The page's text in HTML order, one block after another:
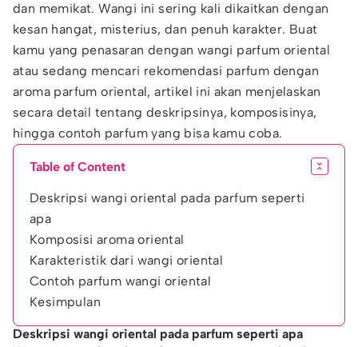
dan memikat. Wangi ini sering kali dikaitkan dengan
kesan hangat, misterius, dan penuh karakter. Buat
kamu yang penasaran dengan wangi parfum oriental
atau sedang mencari rekomendasi parfum dengan
aroma parfum oriental, artikel ini akan menjelaskan
secara detail tentang deskripsinya, komposisinya,
hingga contoh parfum yang bisa kamu coba.
Table of Content
Deskripsi wangi oriental pada parfum seperti
apa
Komposisi aroma oriental
Karakteristik dari wangi oriental
Contoh parfum wangi oriental
Kesimpulan
Deskripsi wangi oriental pada parfum seperti apa